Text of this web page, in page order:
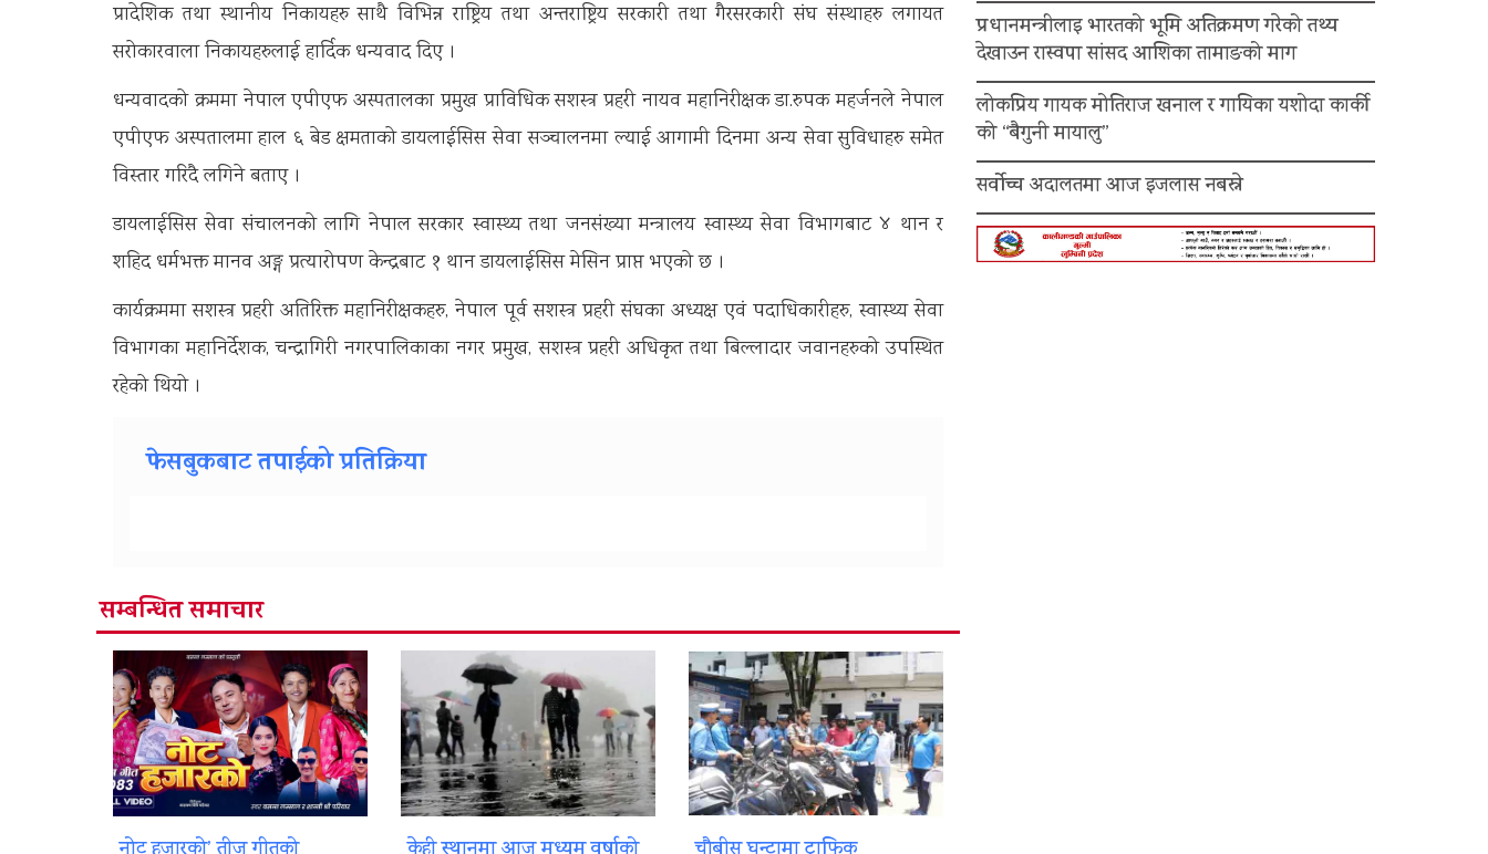
प्रादेशिक तथा स्थानीय निकायहरु साथै विभिन्न राष्ट्रिय तथा अन्तराष्ट्रिय सरकारी तथा गैरसरकारी संघ संस्थाहरु लगायत
सरोकारवाला निकायहरुलाई हार्दिक धन्यवाद दिए ।
धन्यवादको क्रममा नेपाल एपीएफ अस्पतालका प्रमुख प्राविधिक सशस्त्र प्रहरी नायव महानिरीक्षक डा.रुपक महर्जनले नेपाल
एपीएफ अस्पतालमा हाल ६ बेड क्षमताको डायलाईसिस सेवा सञ्चालनमा ल्याई आगामी दिनमा अन्य सेवा सुविधाहरु समेत
विस्तार गरिदै लगिने बताए ।
डायलाईसिस सेवा संचालनको लागि नेपाल सरकार स्वास्थ्य तथा जनसंख्या मन्त्रालय स्वास्थ्य सेवा विभागबाट ४ थान र
शहिद धर्मभक्त मानव अङ्ग प्रत्यारोपण केन्द्रबाट १ थान डायलाईसिस मेसिन प्राप्त भएको छ ।
कार्यक्रममा सशस्त्र प्रहरी अतिरिक्त महानिरीक्षकहरु, नेपाल पूर्व सशस्त्र प्रहरी संघका अध्यक्ष एवं पदाधिकारीहरु, स्वास्थ्य सेवा
विभागका महानिर्देशक, चन्द्रागिरी नगरपालिकाका नगर प्रमुख, सशस्त्र प्रहरी अधिकृत तथा बिल्लादार जवानहरुको उपस्थित
रहेको थियो ।
फेसबुकबाट तपाईको प्रतिक्रिया
सम्बन्धित समाचार
प्रधानमन्त्रीलाइ भारतको भूमि अतिक्रमण गरेको तथ्य
देखाउन रास्वपा सांसद आशिका तामाङको माग
लोकप्रिय गायक मोतिराज खनाल र गायिका यशोदा कार्की
को “बैगुनी मायालु”
सर्वोच्च अदालतमा आज इजलास नबस्ने